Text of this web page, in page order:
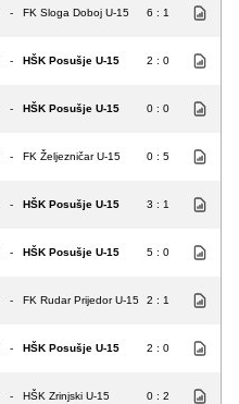
- FK Sloga Doboj U-15 6 : 1
- HŠK Posušje U-15 2 : 0
- HŠK Posušje U-15 0 : 0
- FK Željezničar U-15 0 : 5
- HŠK Posušje U-15 3 : 1
- HŠK Posušje U-15 5 : 0
- FK Rudar Prijedor U-15 2 : 1
- HŠK Posušje U-15 2 : 0
- HŠK Zrinjski U-15 0 : 2